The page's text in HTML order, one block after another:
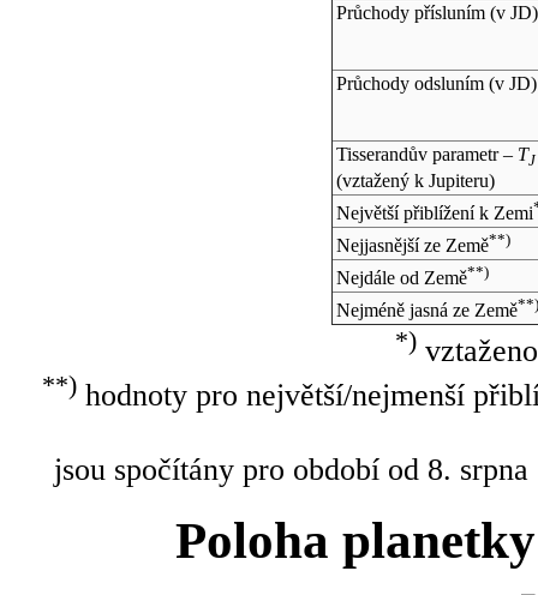
Průchody přísluním (v JD)
Průchody odsluním (v JD)
Tisserandův parametr – TJ
(vztažený k Jupiteru)
Největší přiblížení k Zemi
Nejjasnější ze Země**)
Nejdále od Země**)
Nejméně jasná ze Země**)
*)
**)hodnoty pro největší/nejmenší
jsou spočítány pro období od 8.
Poloha